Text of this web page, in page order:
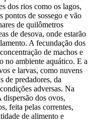
dos rios como os lagos,
pontos de sossego e vão
de quilômetros
de desova, onde estarão
A fecundação dos
de machos e
no ambiente aquático. E a
e larvas, como nuvens
de predadores, da
adversas. Na
dispersão dos ovos,
feita pelas correntes,
de alimento e